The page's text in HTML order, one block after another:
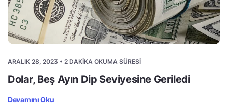
ARALIK 28, 2023 • 2 DAKIKA OKUMA SÜRESI
Dolar, Beş Ayın Dip Seviyesine Geriledi
Devamını Oku